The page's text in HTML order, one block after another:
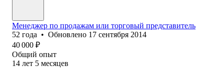
Менеджер по продажам или торговый представитель
52 года • Обновлено 17 сентября 2014
40 000 ₽
Общий опыт
14 лет 5 месяцев